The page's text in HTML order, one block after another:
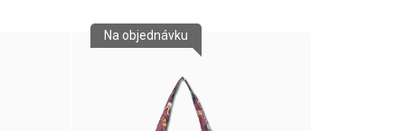
Na objednávku